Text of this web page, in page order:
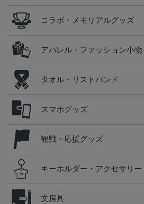
コラボ・メモリアルグッズ
アパレル・ファッション小物
タオル・リストバンド
スマホグッズ
観戦・応援グッズ
キーホルダー・アクセサリー
文房具